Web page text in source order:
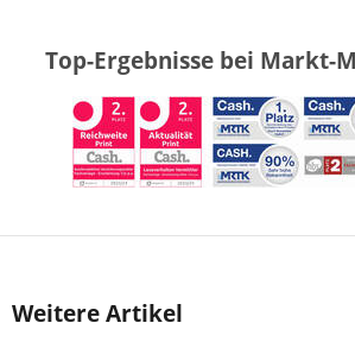
Top-Ergebnisse bei Markt-
Weitere Artikel